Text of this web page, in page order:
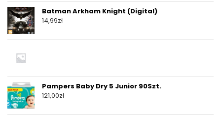
Batman Arkham Knight (Digital)
14,99zł
Pampers Baby Dry 5 Junior 90Szt.
121,00zł